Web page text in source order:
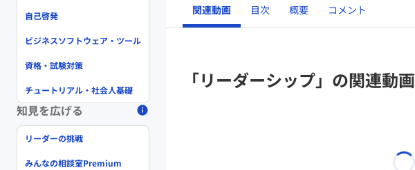
関連動画 目次 概要 コメント
「リーダーシップ」の関連動画
自己啓発
ビジネスソフトウェア・ツール
資格・試験対策
チュートリアル・社会人基礎
知見を広げる
リーダーの挑戦
みんなの相談室Premium